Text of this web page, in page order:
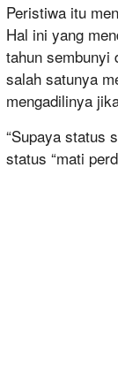
Peristiwa itu
Hal ini yang
tahun sembunyi
salah satunya
mengadilinya
“Supaya status
status “mati